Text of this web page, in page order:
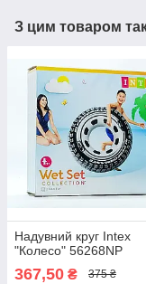
З цим товаром
Надувний круг Intex
"Колесо" 56268NP
367,50 ₴ 375 ₴